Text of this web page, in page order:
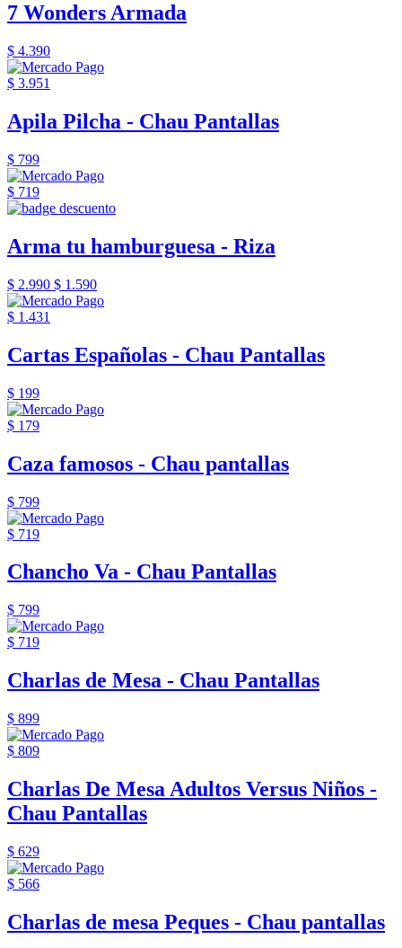
7 Wonders Armada
$ 4.390
$ 3.951
Apila Pilcha - Chau Pantallas
$ 799
$ 719
Arma tu hamburguesa - Riza
$ 2.990 $ 1.590
$ 1.431
Cartas Españolas - Chau Pantallas
$ 199
$ 179
Caza famosos - Chau pantallas
$ 799
$ 719
Chancho Va - Chau Pantallas
$ 799
$ 719
Charlas de Mesa - Chau Pantallas
$ 899
$ 809
Charlas De Mesa Adultos Versus Niños -
Chau Pantallas
$ 629
$ 566
Charlas de mesa Peques - Chau pantallas